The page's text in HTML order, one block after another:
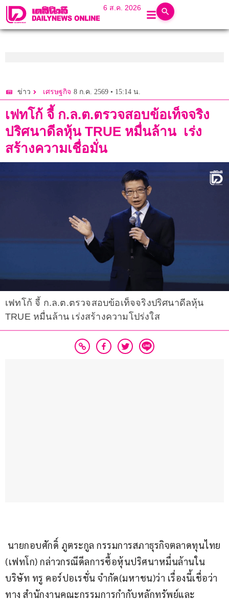
6 ส.ค. 2026
ข่าว เศรษฐกิจ 8 ก.ค. 2569 • 15:14 น.
เฟทโก้ จี้ ก.ล.ต.ตรวจสอบข้อเท็จจริง
ปริศนาดีลหุ้น TRUE หมื่นล้าน เร่ง
สร้างความเชื่อมั่น
เฟทโก้ จี้ ก.ล.ต.ตรวจสอบข้อเท็จจริงปริศนาดีลหุ้น
TRUE หมื่นล้าน เร่งสร้างความโปร่งใส
(เฟทโก) กล่าวกรณีดีลการซื้อหุ้นปริศนาหมื่นล้านใน
บริษัท ทรู คอร์ปอเรชั่น จำกัด(มหาชน)ว่า เรื่องนี้เชื่อว่า
ทาง สำนักงานคณะกรรมการกำกับหลักทรัพย์และ